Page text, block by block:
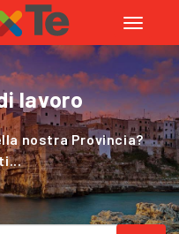
Toggle
lavoro
nostra Provincia?
Agricolo
nostra Provincia?